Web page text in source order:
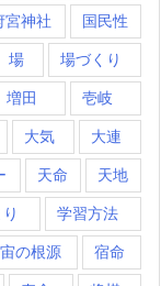
宮神社 国民性
場 場づくり
増田 壱岐
大気 大連
天命 天地
学習方法
の根源 宿命